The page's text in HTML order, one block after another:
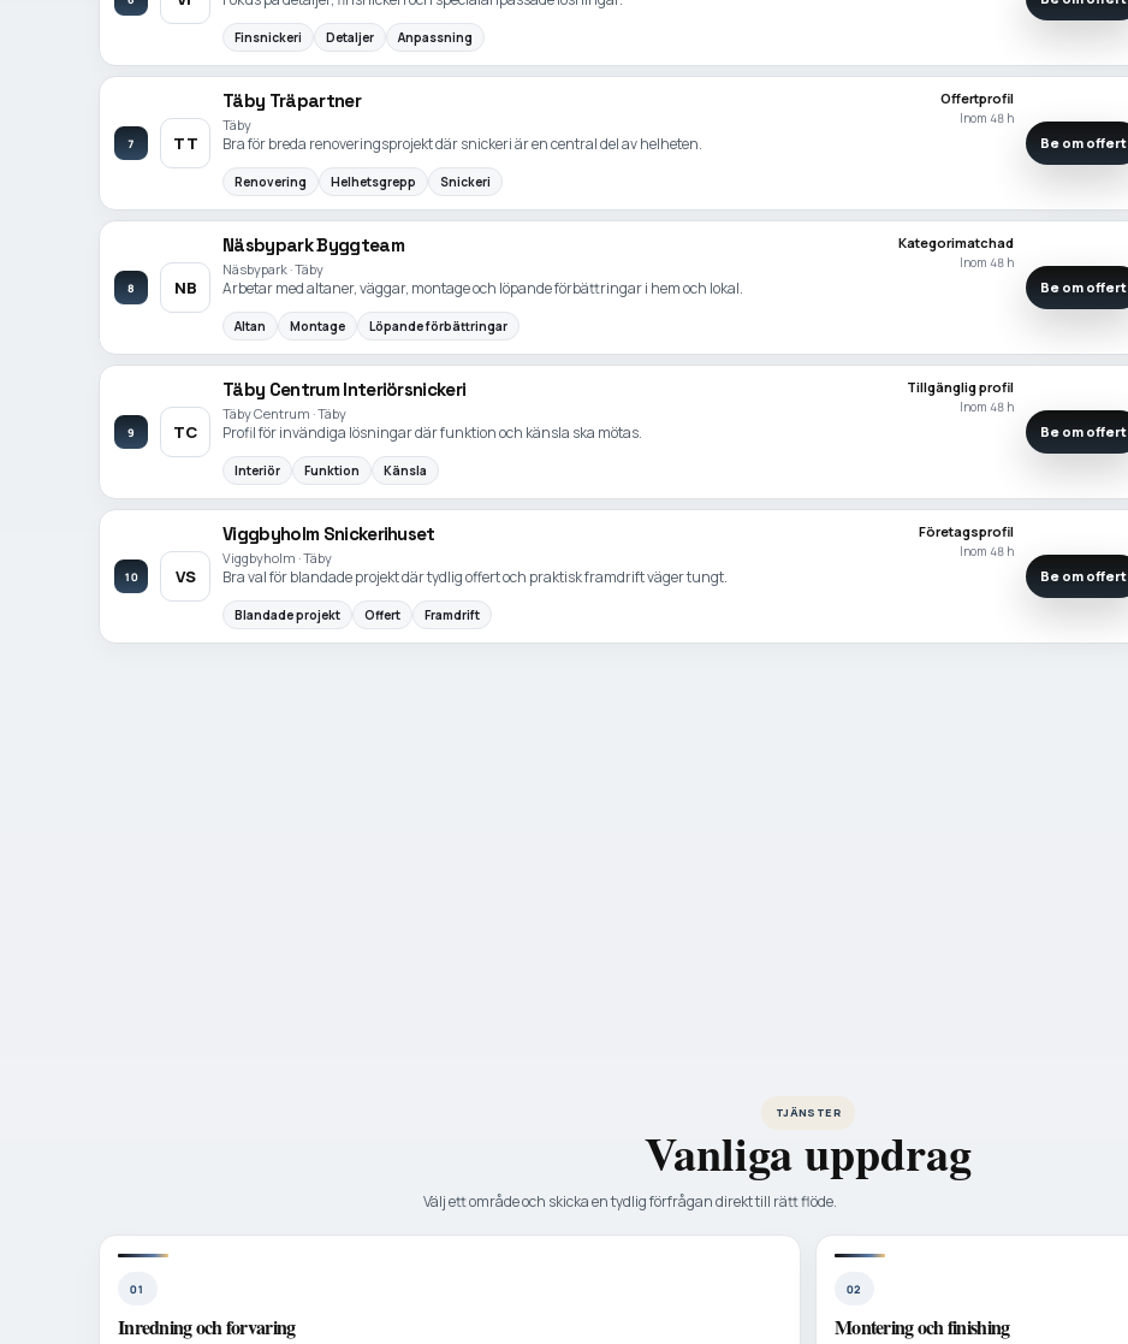
Finsnickeri Detaljer Anpassning
7 TT
Täby Träpartner
Täby
Offertprofil
Inom 48 h
Bra för breda renoveringsprojekt där snickeri är en central del av helheten.
Renovering Helhetsgrepp Snickeri
Be om offert
8 NB
Näsbypark Byggteam
Näsbypark · Täby
Kategorimatchad
Inom 48 h
Arbetar med altaner, väggar, montage och löpande förbättringar i hem och lokal.
Altan Montage Löpande förbättringar
Be om offert
9 TC
Täby Centrum Interiörsnickeri
Täby Centrum · Täby
Tillgänglig profil
Inom 48 h
Profil för invändiga lösningar där funktion och känsla ska mötas.
Interiör Funktion Känsla
Be om offert
10 VS
Viggbyholm Snickerihuset
Viggbyholm · Täby
Företagsprofil
Inom 48 h
Bra val för blandade projekt där tydlig offert och praktisk framdrift väger tungt.
Blandade projekt Offert Framdrift
Be om offert
TJÄNSTER
Vanliga uppdrag
Välj ett område och skicka en tydlig förfrågan direkt till rätt flöde.
01
Inredning och forvaring
02
Montering och finishing